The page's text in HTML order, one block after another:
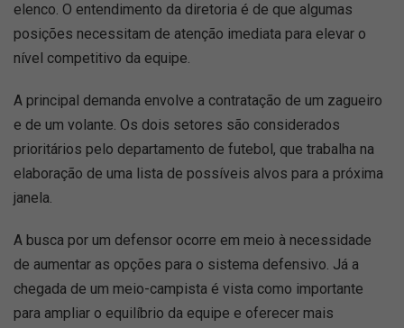
elenco. O entendimento da diretoria é de que algumas
posições necessitam de atenção imediata para elevar o
nível competitivo da equipe.
A principal demanda envolve a contratação de um zagueiro
e de um volante. Os dois setores são considerados
prioritários pelo departamento de futebol, que trabalha na
elaboração de uma lista de possíveis alvos para a próxima
janela.
A busca por um defensor ocorre em meio à necessidade
de aumentar as opções para o sistema defensivo. Já a
chegada de um meio-campista é vista como importante
para ampliar o equilíbrio da equipe e oferecer mais